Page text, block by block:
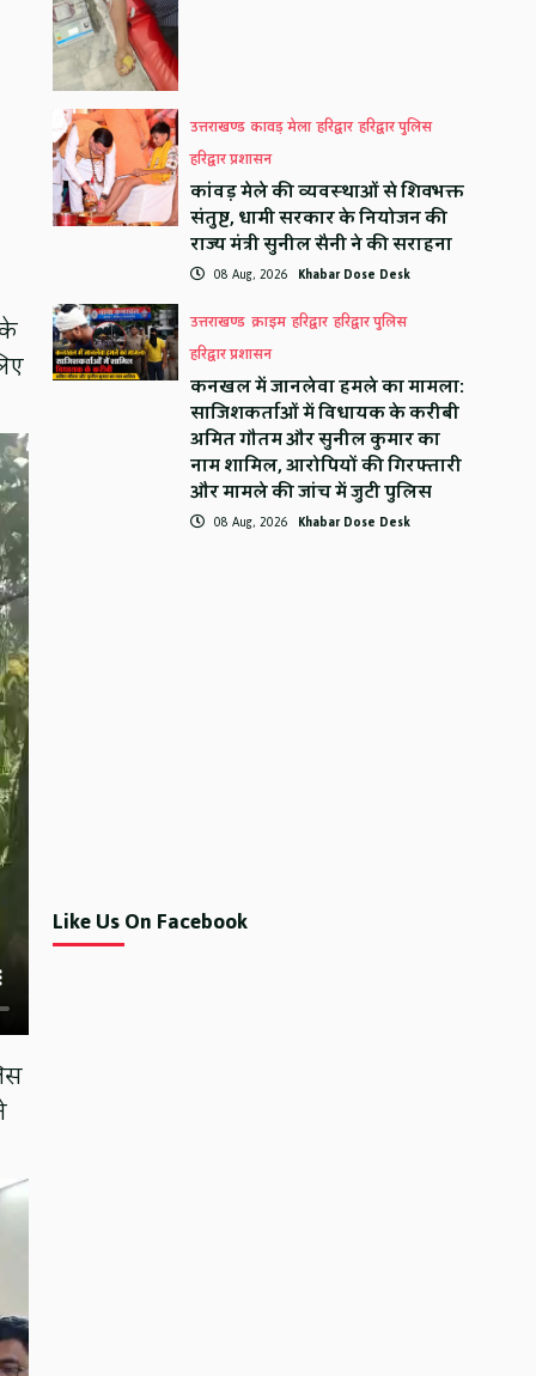
उत्तराखण्ड कावड़ मेला हरिद्वार हरिद्वार पुलिस
हरिद्वार प्रशासन
कांवड़ मेले की व्यवस्थाओं से शिवभक्त
संतुष्ट, धामी सरकार के नियोजन की
राज्य मंत्री सुनील सैनी ने की सराहना
08 Aug, 2026 Khabar Dose Desk
उत्तराखण्ड क्राइम हरिद्वार हरिद्वार पुलिस
हरिद्वार प्रशासन
कनखल में जानलेवा हमले का मामला:
साजिशकर्ताओं में विधायक के करीबी
अमित गौतम और सुनील कुमार का
नाम शामिल, आरोपियों की गिरफ्तारी
और मामले की जांच में जुटी पुलिस
08 Aug, 2026 Khabar Dose Desk
Like Us On Facebook